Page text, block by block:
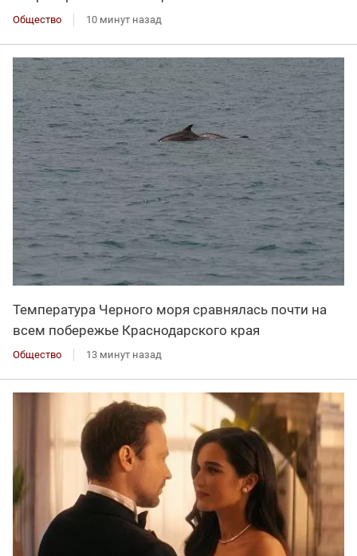
Общество 10 минут назад
Температура Черного моря сравнялась почти на
всем побережье Краснодарского края
Общество 13 минут назад